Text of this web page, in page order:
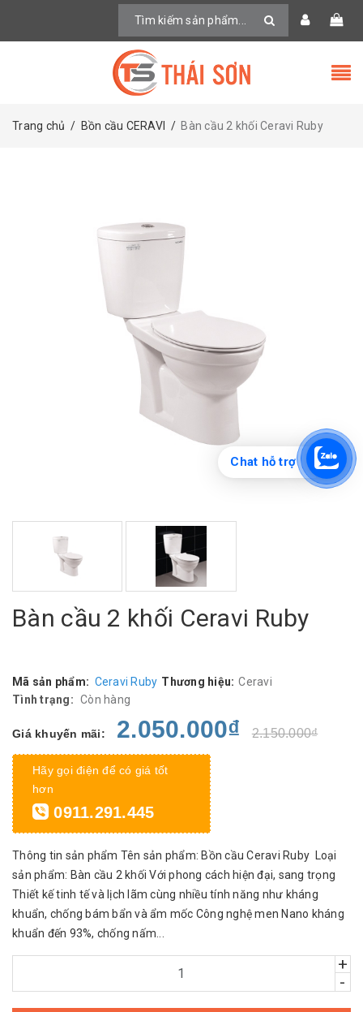
Trang chủ / Bồn cầu CERAVI / Bàn cầu 2 khối Ceravi Ruby
Bàn cầu 2 khối Ceravi Ruby
Mã sản phẩm: Ceravi Ruby Thương hiệu: Ceravi
Tình trạng: Còn hàng
Giá khuyến mãi: 2.050.000₫ 2.150.000₫
Hãy gọi điện để có giá tốt
hơn
0911.291.445
Thông tin sản phẩm Tên sản phẩm: Bồn cầu Ceravi Ruby Loại
sản phẩm: Bàn cầu 2 khối Với phong cách hiện đại, sang trọng
Thiết kế tinh tế và lịch lãm cùng nhiều tính năng như kháng
khuẩn, chống bám bẩn và ẩm mốc Công nghệ men Nano kháng
khuẩn đến 93%, chống nấm...
+
-
Chat hỗ trợ